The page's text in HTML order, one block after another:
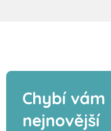
Chybí vám
nejnovější